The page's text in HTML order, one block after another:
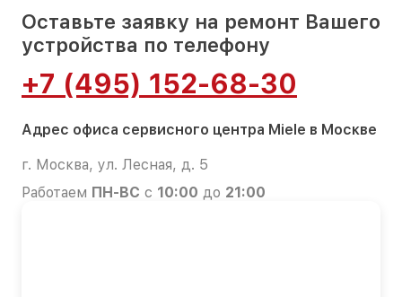
Оставьте заявку на ремонт Вашего
устройства по телефону
+7 (495) 152-68-30
Адрес офиса сервисного центра Miele в Москве
г. Москва, ул. Лесная, д. 5
Работаем ПН-ВС с 10:00 до 21:00